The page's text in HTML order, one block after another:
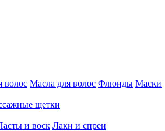
волос Масла для волос Флюиды Маски
щетки
и воск Лаки и спреи